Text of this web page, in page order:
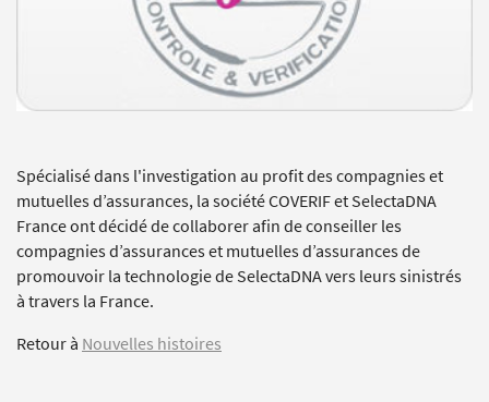
Spécialisé dans l'investigation au profit des compagnies et
mutuelles d’assurances, la société COVERIF et SelectaDNA
France ont décidé de collaborer afin de conseiller les
compagnies d’assurances et mutuelles d’assurances de
promouvoir la technologie de SelectaDNA vers leurs sinistrés
à travers la France.
Retour à Nouvelles histoires